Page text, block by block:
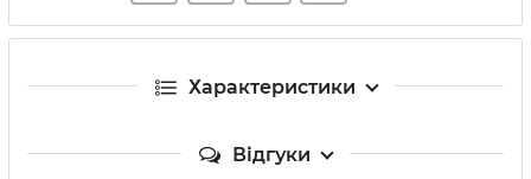
Характеристики
Відгуки